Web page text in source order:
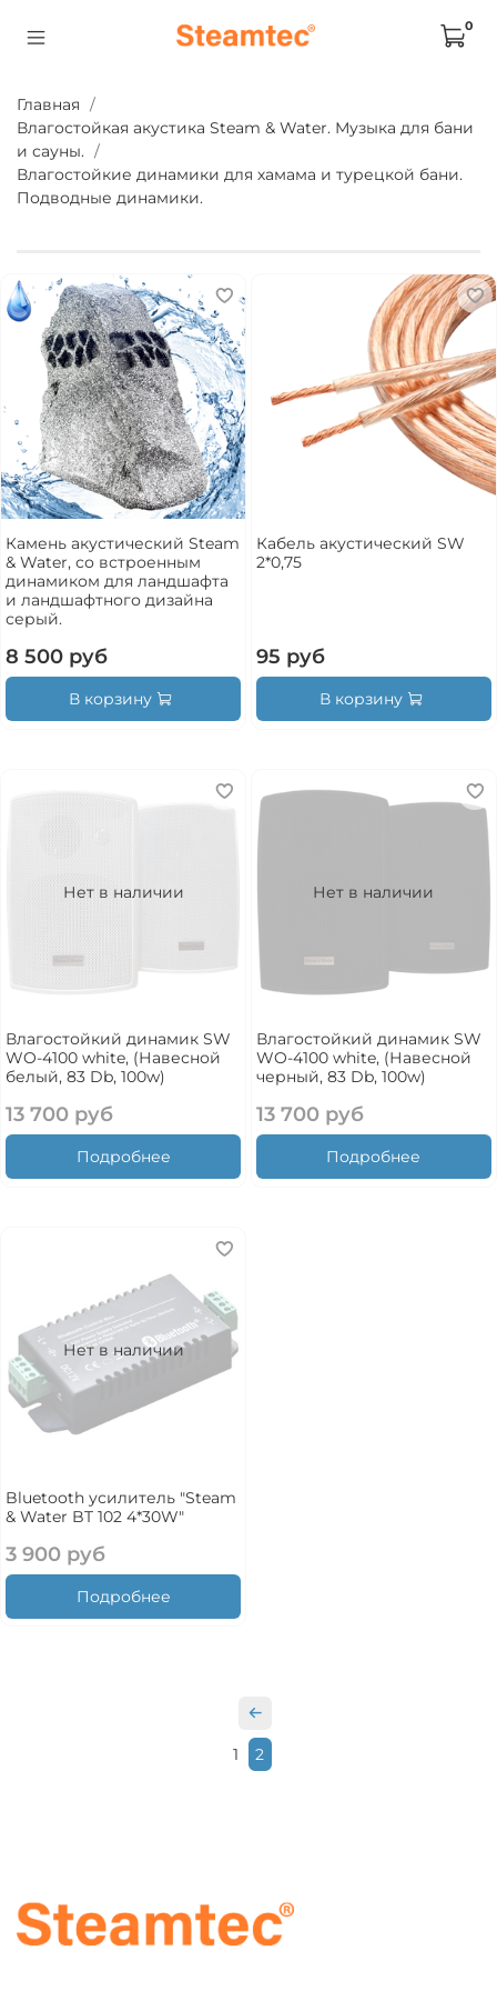
0
Главная
Влагостойкая акустика Steam & Water. Музыка для бани
и сауны.
Влагостойкие динамики для хамама и турецкой бани.
Подводные динамики.
Камень акустический Steam
& Water, со встроенным
динамиком для ландшафта
и ландшафтного дизайна
серый.
8 500 руб
В корзину
Кабель акустический SW
2*0,75
95 руб
В корзину
Нет в наличии
Влагостойкий динамик SW
WO-4100 white, (Навесной
белый, 83 Db, 100w)
13 700 руб
Подробнее
Нет в наличии
Влагостойкий динамик SW
WO-4100 white, (Навесной
черный, 83 Db, 100w)
13 700 руб
Подробнее
Нет в наличии
Bluetooth усилитель "Steam
& Water BT 102 4*30W"
3 900 руб
Подробнее
1 2